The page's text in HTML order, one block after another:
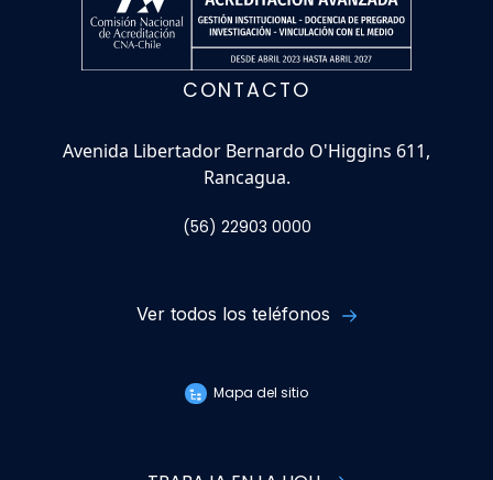
CONTACTO
Avenida Libertador Bernardo O'Higgins 611,
Rancagua.
(56) 22903 0000
Ver todos los teléfonos
Mapa del sitio